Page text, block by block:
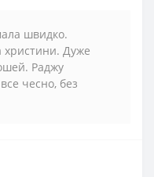
швидко.
христини. Дуже
Раджу
чесно, без